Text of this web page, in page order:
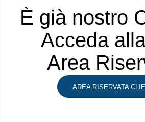
È già nostro
Acceda
Area
AREA RISERVATA